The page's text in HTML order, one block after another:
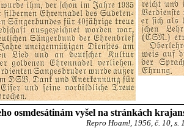
osmdesátinám vyšel na stránkách
Repro Hoam!, 1956, č. 10, s.